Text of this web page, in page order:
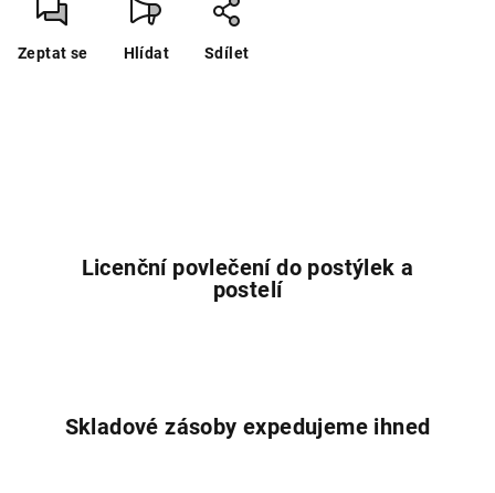
Zeptat se Hlídat Sdílet
Licenční povlečení do postýlek a
postelí
Skladové zásoby expedujeme ihned